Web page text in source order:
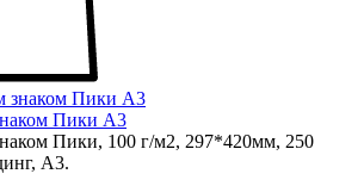
Пики А3
Пики, 100 г/м2, 297*420мм, 250
А3.